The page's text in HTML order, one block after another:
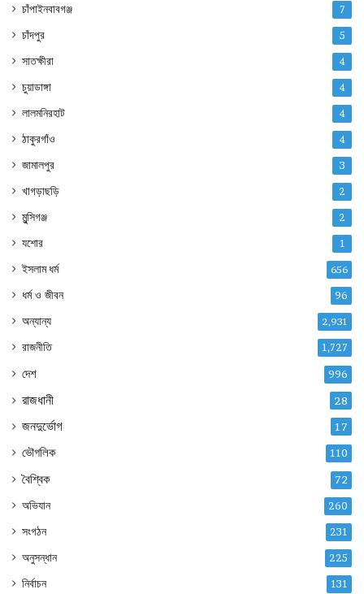
চাঁপাইনবাবগঞ্জ 7
চাঁদপুর 5
সাতক্ষীরা 4
চুয়াডাঙ্গা 4
লালমনিরহাট 4
ঠাকুরগাঁও 4
জামালপুর 3
খাগড়াছড়ি 2
মুন্সিগঞ্জ 2
যশোর 1
ইসলাম ধর্ম 656
ধর্ম ও জীবন 96
অন্যান্য 2,931
রাজনীতি 1,727
দেশ 996
রাজধানী 28
জনদুর্ভোগ 17
ভৌগলিক 110
বৈশ্বিক 72
অভিযান 260
সংগঠন 231
অনুসন্ধান 225
নির্বাচন 131